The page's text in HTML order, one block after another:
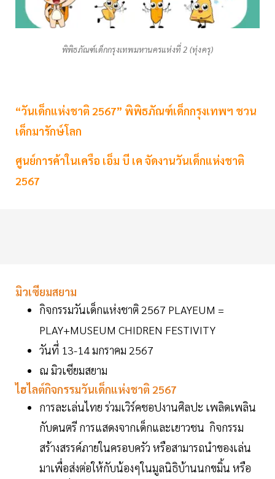
พิพิธภัณฑ์เด็กกรุงเทพมหานครแห่งที่ 2 (ทุ่งครุ)
“วันเด็กแห่งชาติ 2567” พิพิธภัณฑ์เด็กกรุงเทพฯ ชวน
เด็กมารักษ์โลก
ศูนย์การค้าในเครือ เอ็ม บี เค จัดงานวันเด็กแห่งชาติ
2567
มิวเซียมสยาม
กิจกรรมวันเด็กแห่งชาติ 2567 PLAYEUM =
PLAY+MUSEUM CHIDREN FESTIVITY
วันที่ 13-14 มกราคม 2567
ณ มิวเซียมสยาม
ไฮไลต์กิจกรรมวันเด็กแห่งชาติ 2567
การละเล่นไทย ร่วมเวิร์คชอปงานศิลปะ เพลิดเพลิน
กับดนตรี การแสดงจากเด็กและเยาวชน กิจกรรม
สร้างสรรค์ภายในครอบครัว หรือสามารถนำของเล่น
มาเพื่อส่งต่อให้กับน้องๆในมูลนิธิบ้านนกขมิ้น หรือ